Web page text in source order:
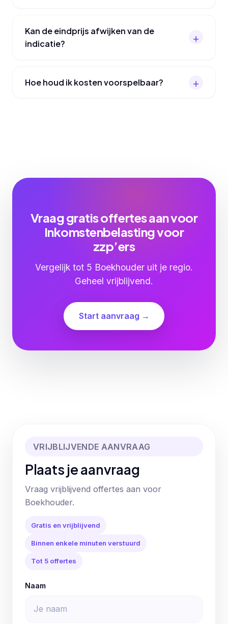
Kan de eindprijs afwijken van de
indicatie?
Hoe houd ik kosten voorspelbaar?
Vraag gratis offertes aan voor
Inkomstenbelasting voor
zzp’ers
Vergelijk tot 5 Boekhouder uit je regio.
Geheel vrijblijvend.
Start aanvraag →
VRIJBLIJVENDE AANVRAAG
Plaats je aanvraag
Vraag vrijblijvend offertes aan voor
Boekhouder.
Gratis en vrijblijvend
Binnen enkele minuten verstuurd
Tot 5 offertes
Naam